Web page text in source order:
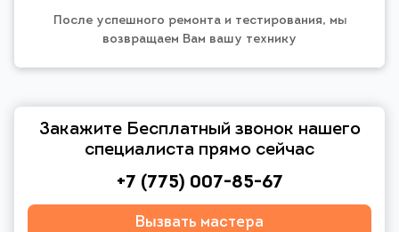
После успешного ремонта и тестирования, мы
возвращаем Вам вашу технику
Закажите Бесплатный звонок нашего
специалиста прямо сейчас
+7 (775) 007-85-67
Вызвать мастера